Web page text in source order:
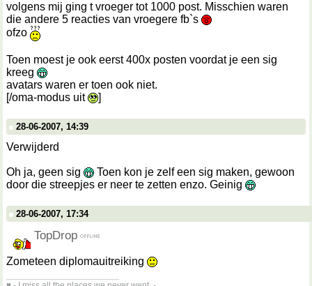
volgens mij ging t vroeger tot 1000 post. Misschien waren
die andere 5 reacties van vroegere fb`s
ofzo
Toen moest je ook eerst 400x posten voordat je een sig
kreeg
avatars waren er toen ook niet.
[/oma-modus uit
]
28-06-2007, 14:39
Verwijderd
Oh ja, geen sig
Toen kon je zelf een sig maken, gewoon
door die streepjes er neer te zetten enzo. Geinig
28-06-2007, 17:34
TopDrop
Zometeen diplomauitreiking